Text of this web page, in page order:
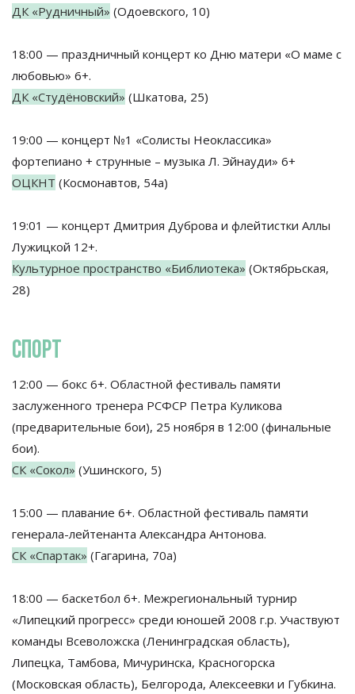
ДК «Рудничный» (Одоевского, 10)
18:00 — праздничный концерт ко Дню матери «О маме с
любовью» 6+.
ДК «Студёновский» (Шкатова, 25)
19:00 — концерт №1 «Солисты Неоклассика»
фортепиано + струнные – музыка Л. Эйнауди» 6+
ОЦКНТ (Космонавтов, 54а)
19:01 — концерт Дмитрия Дуброва и флейтистки Аллы
Лужицкой 12+.
Культурное пространство «Библиотека» (Октябрьская,
28)
СПОРТ
12:00 — бокс 6+. Областной фестиваль памяти
заслуженного тренера РСФСР Петра Куликова
(предварительные бои), 25 ноября в 12:00 (финальные
бои).
СК «Сокол» (Ушинского, 5)
15:00 — плавание 6+. Областной фестиваль памяти
генерала-лейтенанта Александра Антонова.
СК «Спартак» (Гагарина, 70а)
18:00 — баскетбол 6+. Межрегиональный турнир
«Липецкий прогресс» среди юношей 2008 г.р. Участвуют
команды Всеволожска (Ленинградская область),
Липецка, Тамбова, Мичуринска, Красногорска
(Московская область), Белгорода, Алексеевки и Губкина.